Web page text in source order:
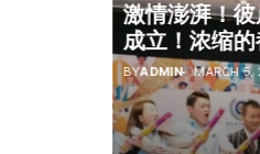
激情澎湃！
成立！浓缩
BYADMIN MARCH 5,